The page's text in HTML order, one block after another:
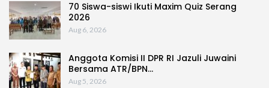
70 Siswa-siswi Ikuti Maxim Quiz Serang
2026
Aug 6, 2026
Anggota Komisi II DPR RI Jazuli Juwaini
Bersama ATR/BPN…
Aug 5, 2026